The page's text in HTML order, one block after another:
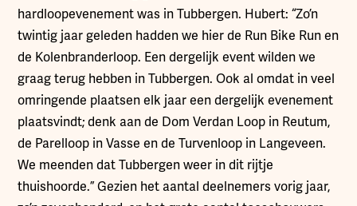
hardloopevenement was in Tubbergen. Hubert: “Zo’n
twintig jaar geleden hadden we hier de Run Bike Run en
de Kolenbranderloop. Een dergelijk event wilden we
graag terug hebben in Tubbergen. Ook al omdat in veel
omringende plaatsen elk jaar een dergelijk evenement
plaatsvindt; denk aan de Dom Verdan Loop in Reutum,
de Parelloop in Vasse en de Turvenloop in Langeveen.
We meenden dat Tubbergen weer in dit rijtje
thuishoorde.” Gezien het aantal deelnemers vorig jaar,